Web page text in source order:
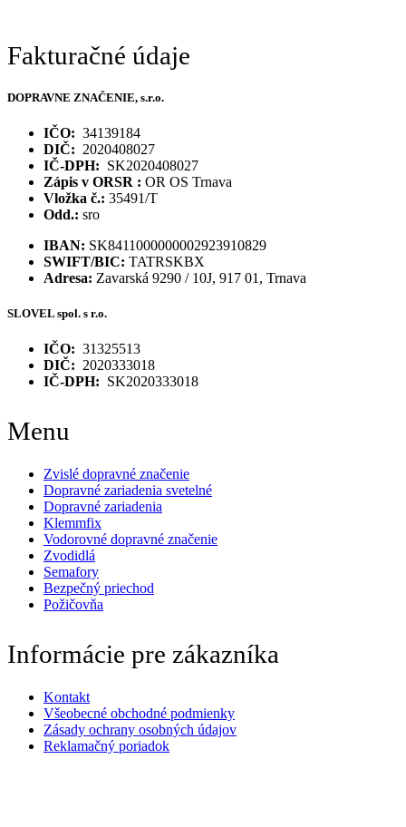
Fakturačné údaje
DOPRAVNE ZNAČENIE, s.r.o.
IČO: 34139184
DIČ: 2020408027
IČ-DPH: SK2020408027
Zápis v ORSR : OR OS Trnava
Vložka č.: 35491/T
Odd.: sro
IBAN: SK8411000000002923910829
SWIFT/BIC: TATRSKBX
Adresa: Zavarská 9290 / 10J, 917 01, Trnava
SLOVEL spol. s r.o.
IČO: 31325513
DIČ: 2020333018
IČ-DPH: SK2020333018
Menu
Zvislé dopravné značenie
Dopravné zariadenia svetelné
Dopravné zariadenia
Klemmfix
Vodorovné dopravné značenie
Zvodidlá
Semafory
Bezpečný priechod
Požičovňa
Informácie pre zákazníka
Kontakt
Všeobecné obchodné podmienky
Zásady ochrany osobných údajov
Reklamačný poriadok